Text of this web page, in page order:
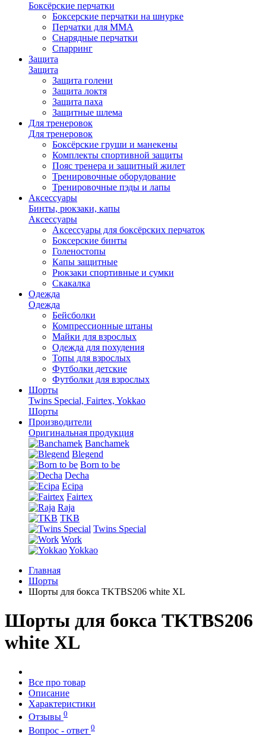
Боксёрские перчатки
Боксерские перчатки на шнурке
Перчатки для ММА
Снарядные перчатки
Спарринг
Защита
Защита
Защита голени
Защита локтя
Защита паха
Защитные шлема
Для тренеровок
Для тренеровок
Боксёрские груши и манекены
Комплекты спортивной защиты
Пояс тренера и защитный жилет
Тренировочные оборудование
Тренировочные пэды и лапы
Аксессуары
Бинты, рюкзаки, капы
Аксессуары
Аксессуары для боксёрских перчаток
Боксерские бинты
Голеностопы
Капы защитные
Рюкзаки спортивные и сумки
Скакалка
Одежда
Одежда
Бейсболки
Компрессионные штаны
Майки для взрослых
Одежда для похудения
Топы для взрослых
Футболки детские
Футболки для взрослых
Шорты
Twins Special, Fairtex, Yokkao
Шорты
Производители
Оригинальная продукция
Banchamek
Blegend
Born to be
Decha
Ecipa
Fairtex
Raja
TKB
Twins Special
Work
Yokkao
Главная
Шорты
Шорты для бокса TKTBS206 white XL
Шорты для бокса TKTBS206
white XL
Все про товар
Описание
Характеристики
Отзывы 0
Вопрос - ответ 0